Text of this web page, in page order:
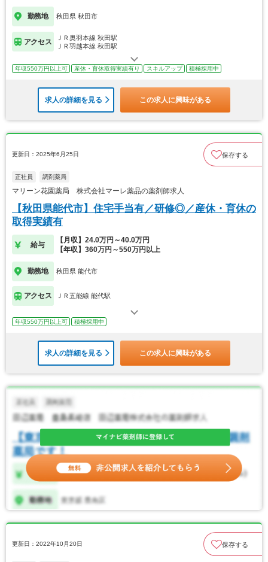
勤務地 秋田県 秋田市
アクセス
ＪＲ奥羽本線 秋田駅
ＪＲ羽越本線 秋田駅
年収550万円以上可 産休・育休取得実績有り スキルアップ 積極採用中
求人の詳細を見る この求人に興味がある
更新日：2025年6月25日 保存する
正社員 調剤薬局
マリーン花園薬局 株式会社マーレ薬品の薬剤師求人
【秋田県能代市】住宅手当有／研修◎／産休・育休の
取得実績有
給与
【月収】24.0万円～40.0万円
【年収】360万円～550万円以上
勤務地 秋田県 能代市
アクセス ＪＲ五能線 能代駅
年収550万円以上可 積極採用中
求人の詳細を見る この求人に興味がある
更新日：2022年10月20日 保存する